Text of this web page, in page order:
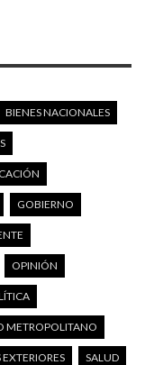
BIENES NACIONALES
GOBIERNO
OPINIÓN
METROPOLITANO
SALUD